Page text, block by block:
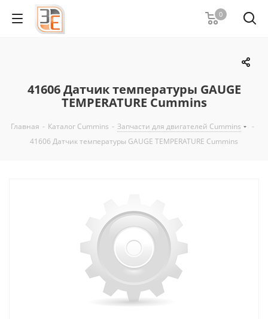
0
41606 Датчик температуры GAUGE
TEMPERATURE Cummins
Главная - Каталог Cummins - Запчасти для двигателей Cummins
-
41606 Датчик температуры GAUGE TEMPERATURE Cummins